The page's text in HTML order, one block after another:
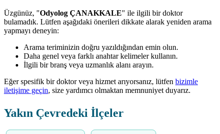
Üzgünüz, "Odyolog ÇANAKKALE" ile ilgili bir doktor
bulamadık. Lütfen aşağıdaki önerileri dikkate alarak yeniden arama
yapmayı deneyin:
Arama teriminizin doğru yazıldığından emin olun.
Daha genel veya farklı anahtar kelimeler kullanın.
İlgili bir branş veya uzmanlık alanı arayın.
Eğer spesifik bir doktor veya hizmet arıyorsanız, lütfen bizimle
iletişime geçin, size yardımcı olmaktan memnuniyet duyarız.
Yakın Çevredeki İlçeler